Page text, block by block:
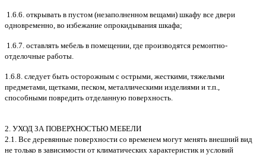
1.6.6. открывать в пустом (незаполненном вещами) шкафу все двери
одновременно, во избежание опрокидывания шкафа;
1.6.7. оставлять мебель в помещении, где производятся ремонтно-
отделочные работы.
1.6.8. следует быть осторожным с острыми, жесткими, тяжелыми
предметами, щетками, песком, металлическими изделиями и т.п.,
способными повредить отделанную поверхность.
2. УХОД ЗА ПОВЕРХНОСТЬЮ МЕБЕЛИ
2.1. Все деревянные поверхности со временем могут менять внешний вид
не только в зависимости от климатических характеристик и условий